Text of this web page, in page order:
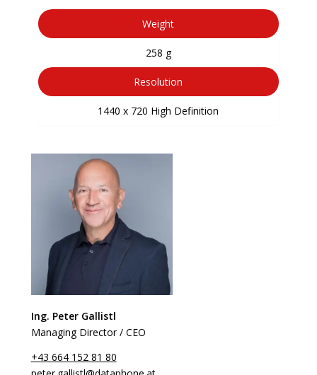
Weight
258 g
Resolution
1440 x 720 High Definition
Ing. Peter Gallistl
Managing Director / CEO
+43 664 152 81 80